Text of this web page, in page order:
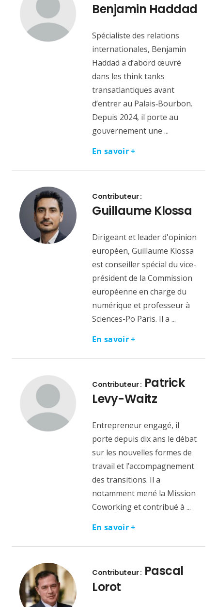
Benjamin Haddad
Spécialiste des relations
internationales, Benjamin
Haddad a d’abord œuvré
dans les think tanks
transatlantiques avant
d’entrer au Palais‑Bourbon.
Depuis 2024, il porte au
gouvernement une ...
En savoir +
Contributeur :
Guillaume Klossa
Dirigeant et leader d'opinion
européen, Guillaume Klossa
est conseiller spécial du vice-
président de la Commission
européenne en charge du
numérique et professeur à
Sciences-Po Paris. Il a ...
En savoir +
Contributeur : Patrick
Levy-Waitz
Entrepreneur engagé, il
porte depuis dix ans le débat
sur les nouvelles formes de
travail et l’accompagnement
des transitions. Il a
notamment mené la Mission
Coworking et contribué à ...
En savoir +
Contributeur : Pascal
Lorot